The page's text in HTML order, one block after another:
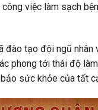
việc làm sạch
tạo đội ngũ nhân
phong tới thái độ
sức khỏe của tất